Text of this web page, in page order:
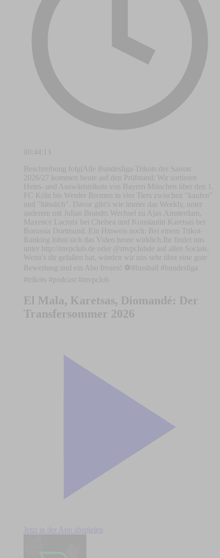
00:44:13
Beschreibung folgtAlle Bundesliga-Trikots der Saison
2026/27 kommen heute auf den Prüfstand: Wir sortieren
Heim- und Auswärtstrikots von Bayern München über den 1.
FC Köln bis Werder Bremen in vier Tiers zwischen "kaufen"
und "hässlich". Davor gibt's wie immer das Weekly, unter
anderem mit Julian Brandts Wechsel zu Ajax Amsterdam,
Maxence Lacroix bei Chelsea und Konstantin Karetsas bei
Borussia Dortmund. Ein Hinweis noch: Bei einem Trikot-
Ranking lohnt sich das Video heute wirklich.Ihr findet uns
unter http://mvpclub.de oder @mvpclubde auf allen Socials.
Wenn's dir gefallen hat, würden wir uns sehr über eine gute
Bewertung und ein Abo freuen! ⚽️#fussball #bundesliga
#trikots #podcast #mvpclub
El Mala, Karetsas, Diomandé: Der
Transfersommer 2026
Jetzt in der App abspielen